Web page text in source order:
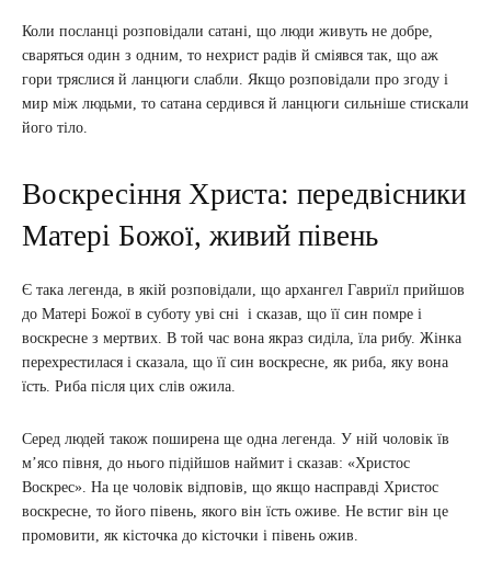
Коли посланці розповідали сатані, що люди живуть не добре,
сваряться один з одним, то нехрист радів й сміявся так, що аж
гори тряслися й ланцюги слабли. Якщо розповідали про згоду і
мир між людьми, то сатана сердився й ланцюги сильніше стискали
його тіло.
Воскресіння Христа: передвісники
Матері Божої, живий півень
Є така легенда, в якій розповідали, що архангел Гавриїл прийшов
до Матері Божої в суботу уві сні і сказав, що її син помре і
воскресне з мертвих. В той час вона якраз сиділа, їла рибу. Жінка
перехрестилася і сказала, що її син воскресне, як риба, яку вона
їсть. Риба після цих слів ожила.
Серед людей також поширена ще одна легенда. У ній чоловік їв
м’ясо півня, до нього підійшов наймит і сказав: «Христос
Воскрес». На це чоловік відповів, що якщо насправді Христос
воскресне, то його півень, якого він їсть оживе. Не встиг він це
промовити, як кісточка до кісточки і півень ожив.